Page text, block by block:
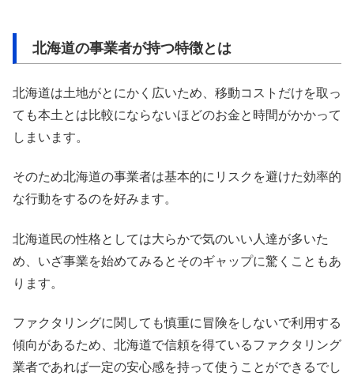
北海道の事業者が持つ特徴とは
北海道は土地がとにかく広いため、移動コストだけを取っ
ても本土とは比較にならないほどのお金と時間がかかって
しまいます。
そのため北海道の事業者は基本的にリスクを避けた効率的
な行動をするのを好みます。
北海道民の性格としては大らかで気のいい人達が多いた
め、いざ事業を始めてみるとそのギャップに驚くこともあ
ります。
ファクタリングに関しても慎重に冒険をしないで利用する
傾向があるため、北海道で信頼を得ているファクタリング
業者であれば一定の安心感を持って使うことができるでし